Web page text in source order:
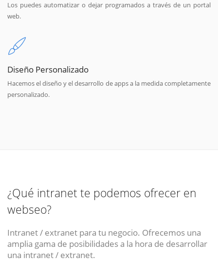
Los puedes automatizar o dejar programados a través de un portal
web.
Diseño Personalizado
Hacemos el diseño y el desarrollo de apps a la medida completamente
personalizado.
¿Qué intranet te podemos ofrecer en
webseo?
Intranet / extranet para tu negocio. Ofrecemos una
amplia gama de posibilidades a la hora de desarrollar
una intranet / extranet.